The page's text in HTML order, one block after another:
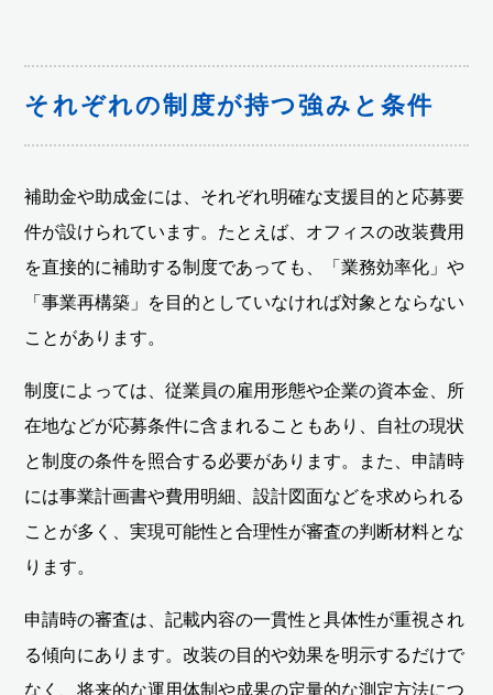
それぞれの制度が持つ強みと条件
補助金や助成金には、それぞれ明確な支援目的と応募要
件が設けられています。たとえば、オフィスの改装費用
を直接的に補助する制度であっても、「業務効率化」や
「事業再構築」を目的としていなければ対象とならない
ことがあります。
制度によっては、従業員の雇用形態や企業の資本金、所
在地などが応募条件に含まれることもあり、自社の現状
と制度の条件を照合する必要があります。また、申請時
には事業計画書や費用明細、設計図面などを求められる
ことが多く、実現可能性と合理性が審査の判断材料とな
ります。
申請時の審査は、記載内容の一貫性と具体性が重視され
る傾向にあります。改装の目的や効果を明示するだけで
なく、将来的な運用体制や成果の定量的な測定方法につ